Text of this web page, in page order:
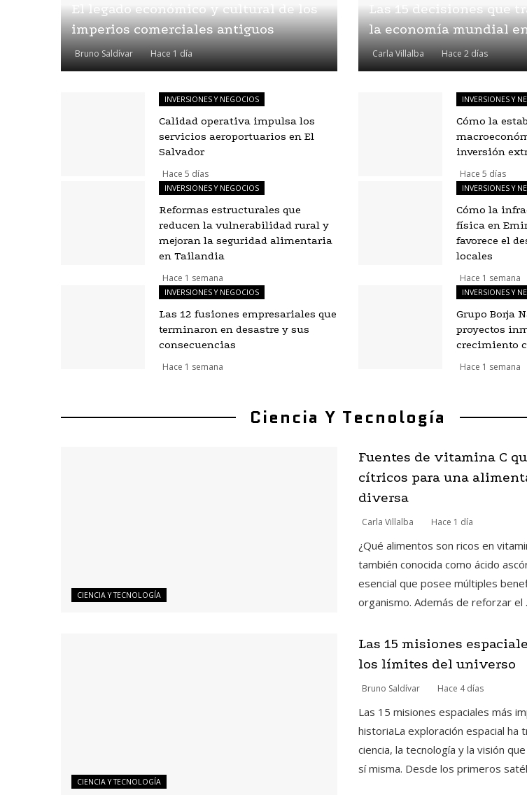
El legado económico y cultural de los
imperios comerciales antiguos
Bruno Saldívar Hace 1 día
Las 15 decisiones que
la economía mundial
Carla Villalba Hace 2 días
INVERSIONES Y NEGOCIOS
Calidad operativa impulsa los
servicios aeroportuarios en El
Salvador
Hace 5 días
INVERSIONES Y
Cómo la
inversión
Hace 5 días
INVERSIONES Y NEGOCIOS
Reformas estructurales que
reducen la vulnerabilidad rural y
mejoran la seguridad alimentaria
en Tailandia
Hace 1 semana
INVERSIONES Y
Cómo la
física en
favorece el
locales
Hace 1 semana
INVERSIONES Y NEGOCIOS
Las 12 fusiones empresariales que
terminaron en desastre y sus
consecuencias
Hace 1 semana
INVERSIONES Y
Grupo Borja
proyectos
crecimiento
Hace 1 semana
Ciencia Y Tecnología
CIENCIA Y TECNOLOGÍA
Fuentes de vitamina C
cítricos para una
diversa
Carla Villalba Hace 1 día
¿Qué alimentos son ricos en
también conocida como ácido
esencial que posee múltiples
organismo. Además de reforzar el
CIENCIA Y TECNOLOGÍA
Las 15 misiones
los límites del universo
Bruno Saldívar Hace 4 días
Las 15 misiones espaciales más
historiaLa exploración espacial ha
ciencia, la tecnología y la visión
sí misma. Desde los primeros